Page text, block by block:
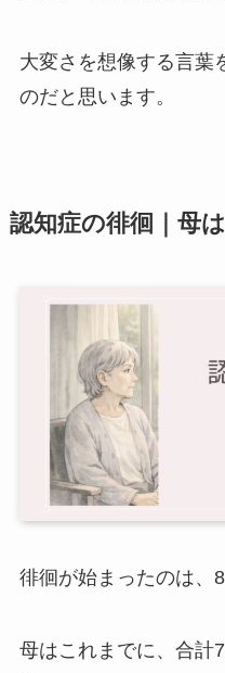
大変さを想像する言葉
のだと思います。
認知症の徘徊｜母
徘徊が始まったのは、
母はこれまでに、合計